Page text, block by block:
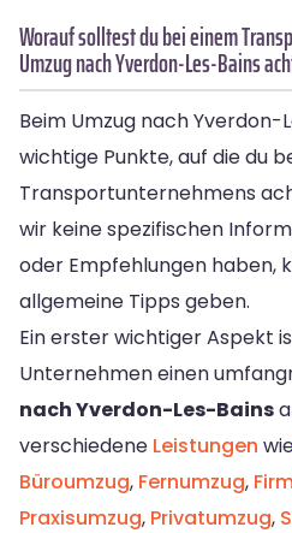
Worauf solltest du bei einem
Umzug nach Yverdon-Les-Bains
Beim Umzug nach Yverdon-
wichtige Punkte, auf die du
Transportunternehmens
wir keine spezifischen
oder Empfehlungen haben,
allgemeine Tipps geben.
Ein erster wichtiger Aspekt
Unternehmen einen
nach Yverdon-Les-Bains
verschiedene Leistungen
Büroumzug, Fernumzug,
Praxisumzug, Privatumzug,